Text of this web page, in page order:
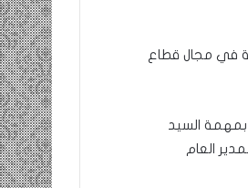
في مجال قطاع
بمهمة السيد
العام